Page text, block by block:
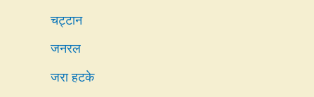
चट्टान
जनरल
जरा हटके